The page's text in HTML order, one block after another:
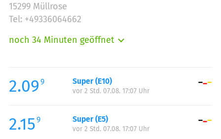
15299 Müllrose
Tel: +49336064662
noch 34 Minuten geöffnet
Mittwoch:
06:00-22:00
Donnerstag:
Samstag:
07:00-22:00
Sonntag:
2.09 9 Super (E10)
vor 2 Std. 07.08. 17:07 Uhr
2.159 Super (E5)
vor 2 Std. 07.08. 17:07 Uhr